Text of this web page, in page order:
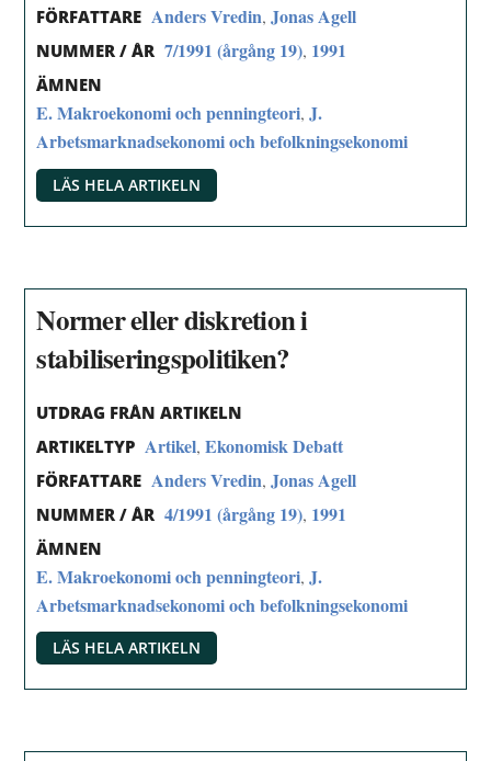
FÖRFATTARE Anders Vredin,Jonas Agell
NUMMER / ÅR 7/1991 (årgång 19), 1991
ÄMNEN
E. Makroekonomi och penningteori,J.
Arbetsmarknadsekonomi och befolkningsekonomi
LÄS HELA ARTIKELN
Normer eller diskretion i
stabiliseringspolitiken?
UTDRAG FRÅN ARTIKELN
ARTIKELTYP Artikel,Ekonomisk Debatt
FÖRFATTARE Anders Vredin,Jonas Agell
NUMMER / ÅR 4/1991 (årgång 19), 1991
ÄMNEN
E. Makroekonomi och penningteori,J.
Arbetsmarknadsekonomi och befolkningsekonomi
LÄS HELA ARTIKELN